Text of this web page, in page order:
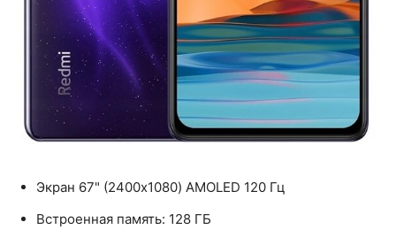
Экран 67" (2400x1080) AMOLED 120 Гц
Встроенная память: 128 ГБ